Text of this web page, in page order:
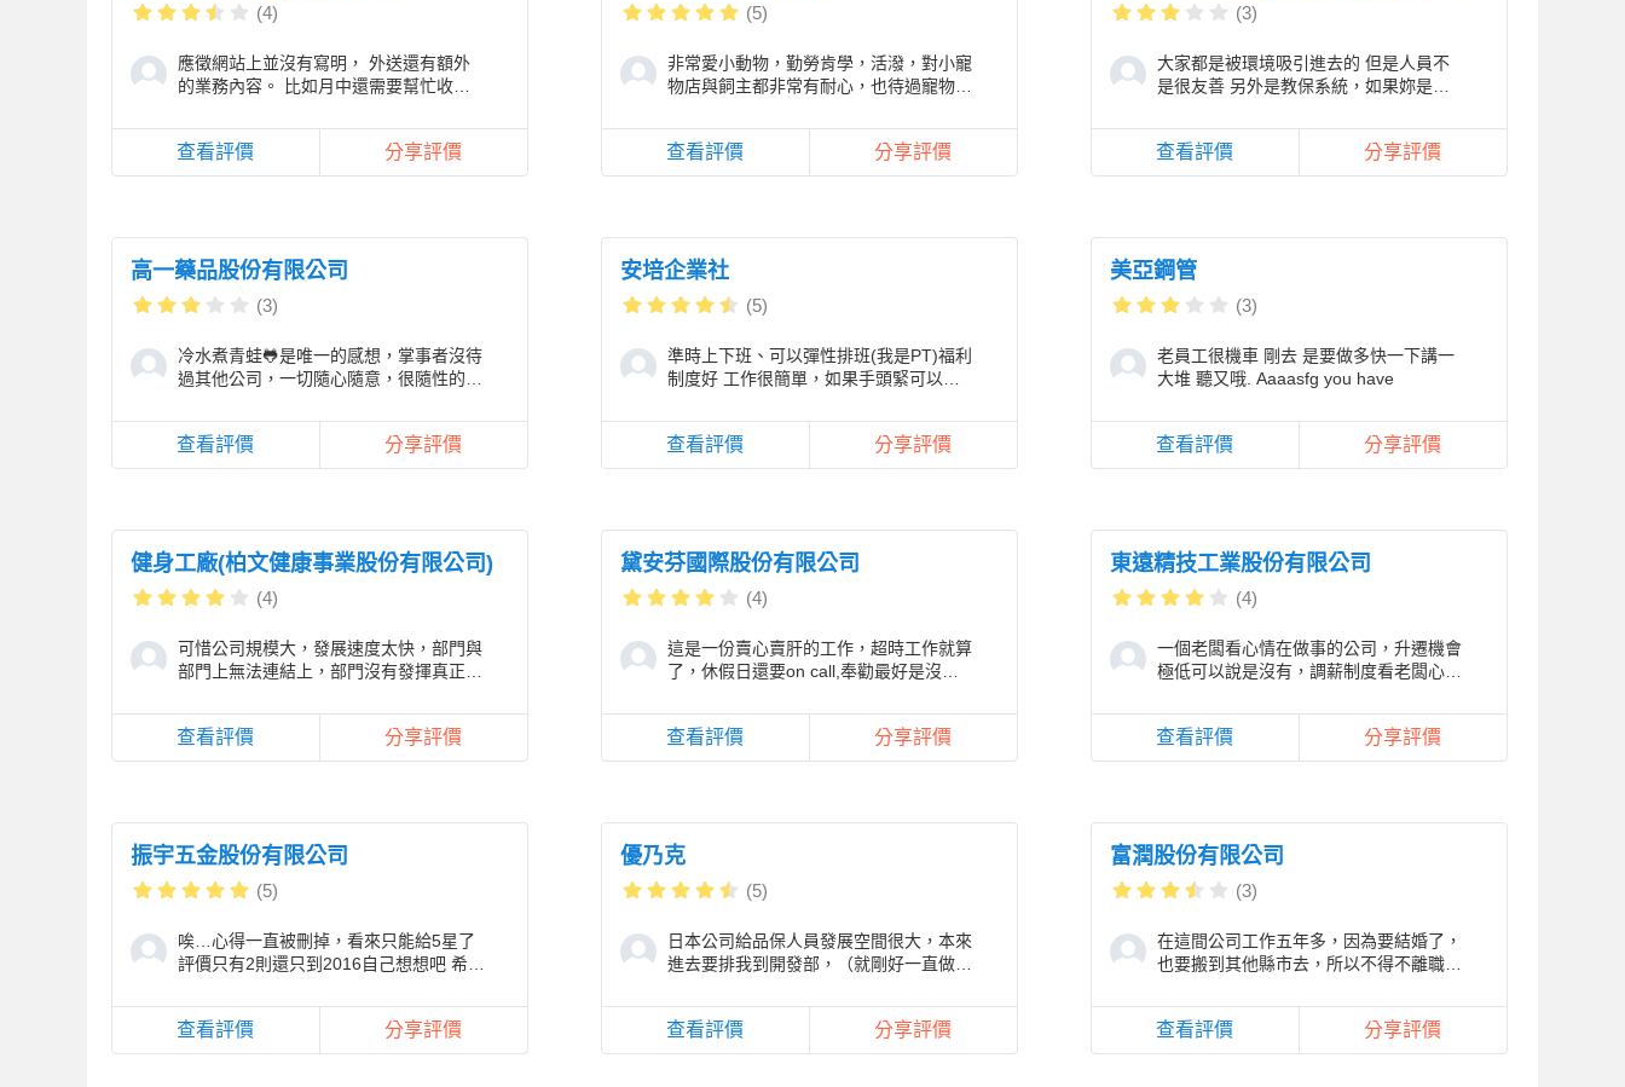
(4)
應徵網站上並沒有寫明， 外送還有額外
的業務內容。 比如月中還需要幫忙收
查看評價 分享評價
(5)
非常愛小動物，勤勞肯學，活潑，對小寵
物店與飼主都非常有耐心，也待過寵物去
本公司給我個
查看評價 分享評價
(3)
大家都是被環境吸引進去的 但是人員不
是很友善 另外是教保系統，如果妳是做
工，就千萬別
查看評價 分享評價
高一藥品股份有限公司
(3)
冷水煮青蛙🐸是唯一的感想，掌事者沒待
過其他公司，一切隨心隨意，很隨性的一
查看評價 分享評價
安培企業社
(5)
準時上下班、可以彈性排班(我是PT)福利
制度好 工作很簡單，如果手頭緊可以周
查看評價 分享評價
美亞鋼管
(3)
老員工很機車 剛去 是要做多快一下講一
大堆 聽又哦. Aaaasfg you have
查看評價 分享評價
健身工廠(柏文健康事業股份有限公司)
(4)
可惜公司規模大，發展速度太快，部門與
部門上無法連結上，部門沒有發揮真正的
購無法協力簡
查看評價 分享評價
黛安芬國際股份有限公司
(4)
這是一份賣心賣肝的工作，超時工作就算
了，休假日還要on call,奉勸最好是沒有
查看評價 分享評價
東遠精技工業股份有限公司
(4)
一個老闆看心情在做事的公司，升遷機會
極低可以說是沒有，調薪制度看老闆心
關，年輕一輩的
查看評價 分享評價
振宇五金股份有限公司
(5)
唉…心得一直被刪掉，看來只能給5星了
評價只有2則還只到2016自己想想吧 希望
查看評價 分享評價
優乃克
(5)
日本公司給品保人員發展空間很大，本來
進去要排我到開發部，（就剛好一直做一
沒接觸到，有
查看評價 分享評價
富潤股份有限公司
(3)
在這間公司工作五年多，因為要結婚了，
也要搬到其他縣市去，所以不得不離職。
資，結果每年
查看評價 分享評價